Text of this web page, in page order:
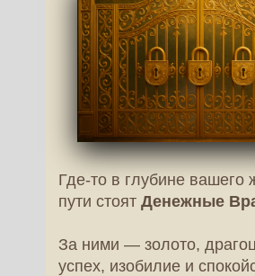
Где-то в глубине вашего
пути стоят Денежные
За ними — золото,
успех, изобилие и